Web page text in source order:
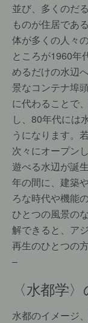
並び、多くのだ
ものが住居であ
体が多くの人々
ところが1960年
めるだけの水辺
景なコンテナ埠
に代わることで
し、80年代には
うになります。
次々にオープン
遊べる水辺が誕
年の間に、建築
ろな時代や機能
ひとつの風景の
解できると、ア
再生のひとつの
–
〈水都学
水都のイメージ